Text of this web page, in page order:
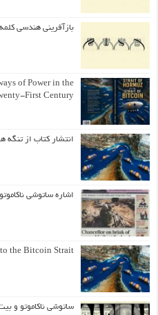
بازآفرینی هندسی
of Power in the
First Century
انتشار کتاب از تنگه
اشاره ساتوشی
the Bitcoin Strait
ساتوشی ناکاموتو و